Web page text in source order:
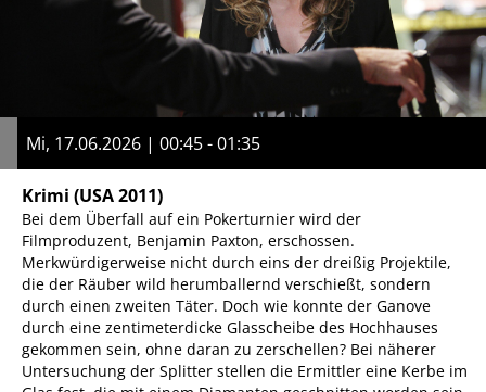
Mi, 17.06.2026 | 00:45 - 01:35
Krimi (USA 2011)
Bei dem Überfall auf ein Pokerturnier wird der
Filmproduzent, Benjamin Paxton, erschossen.
Merkwürdigerweise nicht durch eins der dreißig Projektile,
die der Räuber wild herumballernd verschießt, sondern
durch einen zweiten Täter. Doch wie konnte der Ganove
durch eine zentimeterdicke Glasscheibe des Hochhauses
gekommen sein, ohne daran zu zerschellen? Bei näherer
Untersuchung der Splitter stellen die Ermittler eine Kerbe im